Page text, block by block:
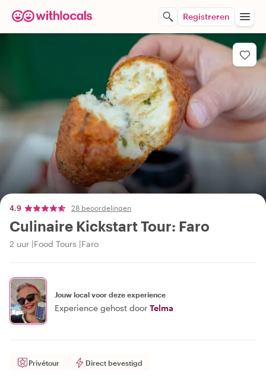
Registreren
4,9 28 beoordelingen
Culinaire Kickstart Tour: Faro
2 uur Food Tours Faro
Jouw local voor deze experience
Experience gehost door Telma
Privétour Direct bevestigd